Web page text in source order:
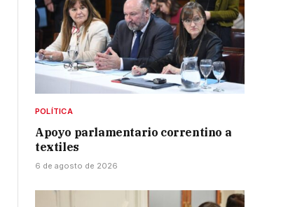
POLÍTICA
Apoyo parlamentario correntino a
textiles
6 de agosto de 2026